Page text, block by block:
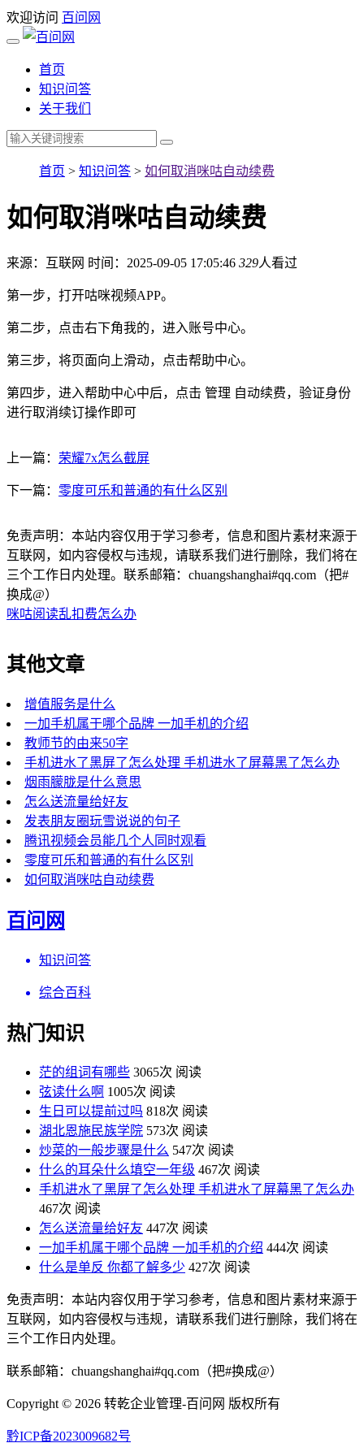
欢迎访问 百问网
首页
知识问答
关于我们
首页 > 知识问答 > 如何取消咪咕自动续费
如何取消咪咕自动续费
来源：互联网 时间：2025-09-05 17:05:46 329人看过
第一步，打开咕咪视频APP。
第二步，点击右下角我的，进入账号中心。
第三步，将页面向上滑动，点击帮助中心。
第四步，进入帮助中心中后，点击 管理 自动续费，验证身份
进行取消续订操作即可
上一篇： 荣耀7x怎么截屏
下一篇： 零度可乐和普通的有什么区别
免责声明：本站内容仅用于学习参考，信息和图片素材来源于
互联网，如内容侵权与违规，请联系我们进行删除，我们将在
三个工作日内处理。联系邮箱：chuangshanghai#qq.com（把#
换成@）
咪咕阅读乱扣费怎么办
其他文章
增值服务是什么
一加手机属于哪个品牌 一加手机的介绍
教师节的由来50字
手机进水了黑屏了怎么处理 手机进水了屏幕黑了怎么办
烟雨朦胧是什么意思
怎么送流量给好友
发表朋友圈玩雪说说的句子
腾讯视频会员能几个人同时观看
零度可乐和普通的有什么区别
如何取消咪咕自动续费
百问网
知识问答
综合百科
热门知识
茫的组词有哪些 3065次 阅读
弦读什么啊 1005次 阅读
生日可以提前过吗 818次 阅读
湖北恩施民族学院 573次 阅读
炒菜的一般步骤是什么 547次 阅读
什么的耳朵什么填空一年级 467次 阅读
手机进水了黑屏了怎么处理 手机进水了屏幕黑了怎么办
467次 阅读
怎么送流量给好友 447次 阅读
一加手机属于哪个品牌 一加手机的介绍 444次 阅读
什么是单反 你都了解多少 427次 阅读
免责声明：本站内容仅用于学习参考，信息和图片素材来源于
互联网，如内容侵权与违规，请联系我们进行删除，我们将在
三个工作日内处理。
联系邮箱：chuangshanghai#qq.com（把#换成@）
Copyright © 2026 转乾企业管理-百问网 版权所有
黔ICP备2023009682号